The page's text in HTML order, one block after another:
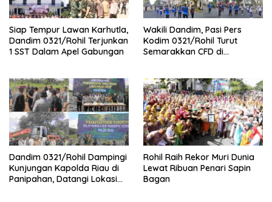
Siap Tempur Lawan Karhutla,
Dandim 0321/Rohil Terjunkan
1 SST Dalam Apel Gabungan
Wakili Dandim, Pasi Pers
Kodim 0321/Rohil Turut
Semarakkan CFD di
Dandim 0321/Rohil Dampingi
Kunjungan Kapolda Riau di
Panipahan, Datangi Lokasi
Rohil Raih Rekor Muri Dunia
Lewat Ribuan Penari Sapin
Bagan